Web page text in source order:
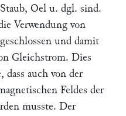
Oel u. dgl. sind.
Verwendung von
und damit
Gleichstrom. Dies
dass auch von der
Feldes der
musste. Der